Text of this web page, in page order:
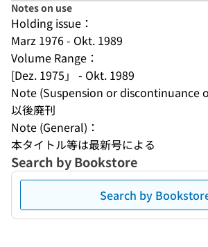
Notes on use
Holding issue：
Marz 1976 - Okt. 1989
Volume Range：
[Dez. 1975」 - Okt. 1989
Note (Suspension or discontinuance
以後廃刊
Note (General)：
本タイトル等は最新号による
Search by Bookstore
Search by